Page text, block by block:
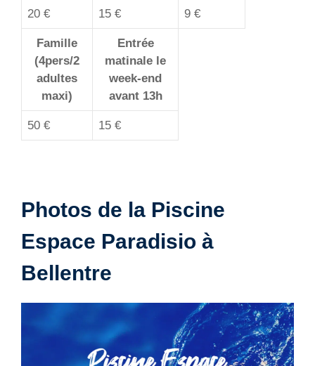
20 € 15 € 9 €
Famille
(4pers/2
adultes
maxi)
Entrée
matinale le
week-end
avant 13h
50 € 15 €
Photos de la Piscine
Espace Paradisio à
Bellentre